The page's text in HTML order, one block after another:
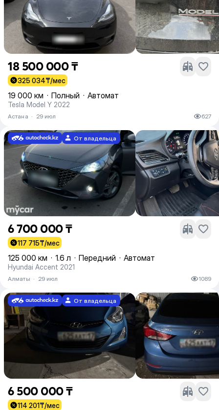
18 500 000 ₸
325 034₸/мес
19 000 км · Полный · Автомат
Tesla Model Y 2022
Астана · 29 июл 627
От владельца
6 700 000 ₸
117 715₸/мес
125 000 км · 1.6 л · Передний · Автомат
Hyundai Accent 2021
Алматы · 29 июл 1089
От владельца
6 500 000 ₸
114 201₸/мес